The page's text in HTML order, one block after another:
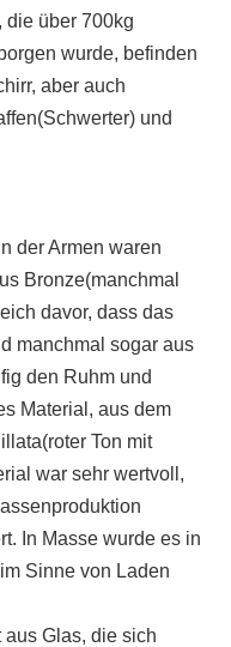
die über 700kg
wurde, befinden
aber auch
und
der Armen waren
Bronze(manchmal
davor, dass das
manchmal sogar aus
den Ruhm und
Material, aus dem
Ton mit
war sehr wertvoll,
In Masse wurde es in
Sinne von Laden
Glas, die sich